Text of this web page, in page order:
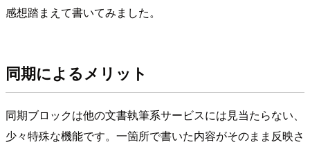
感想踏まえて書いてみました。
同期によるメリット
同期ブロックは他の文書執筆系サービスには見当たらない、
少々特殊な機能です。一箇所で書いた内容がそのまま反映さ